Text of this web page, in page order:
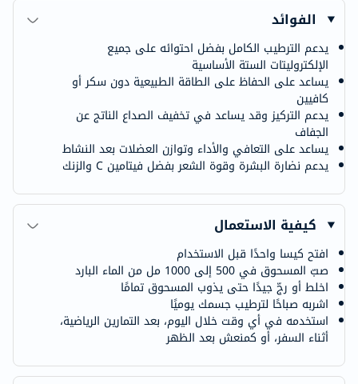
الفوائد
يدعم الترطيب الكامل بفضل احتوائه على جميع
الإلكتروليتات الستة الأساسية
يساعد على الحفاظ على الطاقة الطبيعية دون سكر أو
كافيين
يدعم التركيز وقد يساعد في تخفيف الصداع الناتج عن
الجفاف
يساعد على التعافي والأداء وتوازن العضلات بعد النشاط
يدعم نضارة البشرة وقوة الشعر بفضل فيتامين C والزنك
كيفية الاستعمال
افتح كيسا واحدًا قبل الاستخدام
صبّ المسحوق في 500 إلى 1000 مل من الماء البارد
اخلط أو رجّ جيدًا حتى يذوب المسحوق تمامًا
اشربه صباحًا لترطيب جسمك يوميًا
استخدمه في أي وقت خلال اليوم، بعد التمارين الرياضية،
أثناء السفر، أو كمنعش بعد الظهر